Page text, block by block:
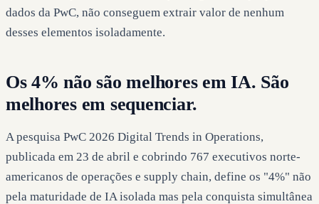
dados da PwC, não conseguem extrair valor de nenhum
desses elementos isoladamente.
Os 4% não são melhores em IA. São
melhores em sequenciar.
A pesquisa PwC 2026 Digital Trends in Operations,
publicada em 23 de abril e cobrindo 767 executivos norte-
americanos de operações e supply chain, define os "4%" não
pela maturidade de IA isolada mas pela conquista simultânea